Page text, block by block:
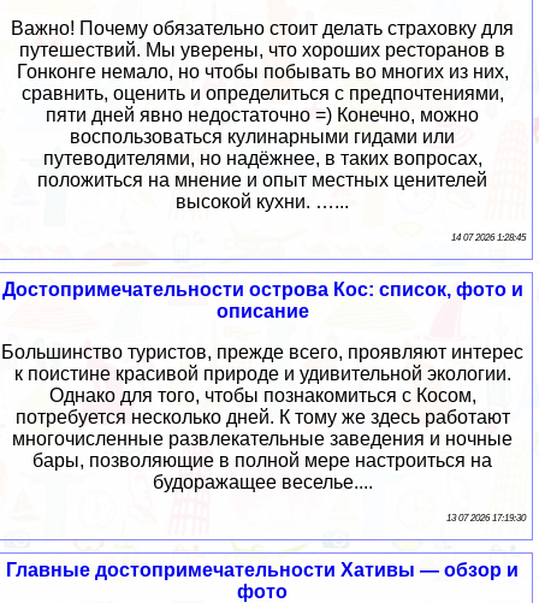
Важно! Почему обязательно стоит делать страховку для
путешествий. Мы уверены, что хороших ресторанов в
Гонконге немало, но чтобы побывать во многих из них,
сравнить, оценить и определиться с предпочтениями,
пяти дней явно недостаточно =) Конечно, можно
воспользоваться кулинарными гидами или
путеводителями, но надёжнее, в таких вопросах,
положиться на мнение и опыт местных ценителей
высокой кухни. …...
14 07 2026 1:28:45
Достопримечательности острова Кос: список, фото и
описание
Большинство туристов, прежде всего, проявляют интерес
к поистине красивой природе и удивительной экологии.
Однако для того, чтобы познакомиться с Косом,
потребуется несколько дней. К тому же здесь работают
многочисленные развлекательные заведения и ночные
бары, позволяющие в полной мере настроиться на
будоражащее веселье....
13 07 2026 17:19:30
Главные достопримечательности Хативы — обзор и
фото